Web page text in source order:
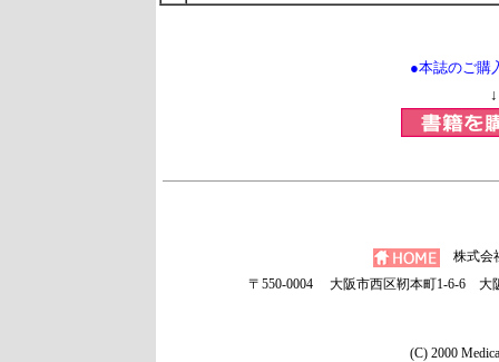
●本誌のご購
↓
株式
〒550-0004 大阪市西区靭本町1-6-6 大
(C) 2000